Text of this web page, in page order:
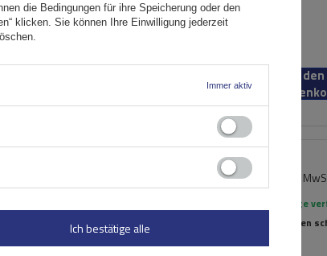
mit Elektrofahrrädern
In den
68,99 € inkl.
Große Menge
Wir versenden
die Bedingungen für ihre Speicherung oder den
klicken. Sie können Ihre Einwilligung jederzeit
Immer aktiv
Ich bestätige alle